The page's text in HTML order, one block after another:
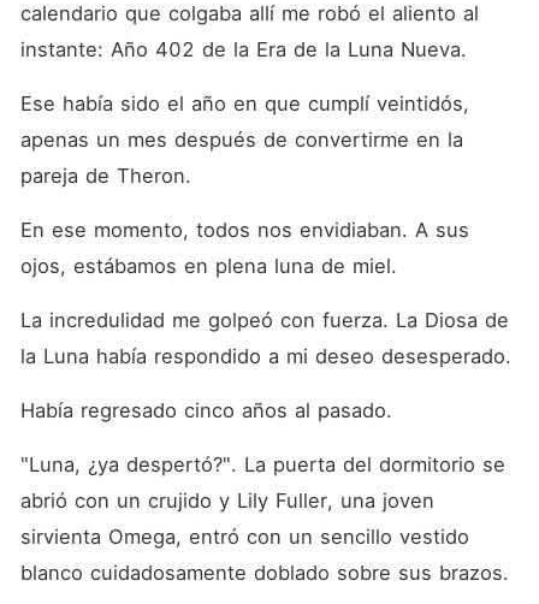
calendario que colgaba allí me robó el aliento al
instante: Año 402 de la Era de la Luna Nueva.
Ese había sido el año en que cumplí veintidós,
apenas un mes después de convertirme en la
pareja de Theron.
En ese momento, todos nos envidiaban. A sus
ojos, estábamos en plena luna de miel.
La incredulidad me golpeó con fuerza. La Diosa de
la Luna había respondido a mi deseo desesperado.
Había regresado cinco años al pasado.
"Luna, ¿ya despertó?". La puerta del dormitorio se
abrió con un crujido y Lily Fuller, una joven
sirvienta Omega, entró con un sencillo vestido
blanco cuidadosamente doblado sobre sus brazos.